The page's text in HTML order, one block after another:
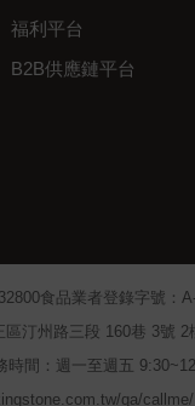
福利平台
B2B供應鏈平台
食品業者登錄字號：
汀州路三段 160巷 3號 2
時間：週一至週五
qa/callme/